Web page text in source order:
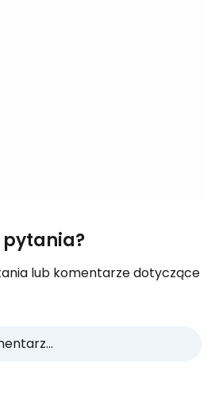
pytania?
lub komentarze dotyczące